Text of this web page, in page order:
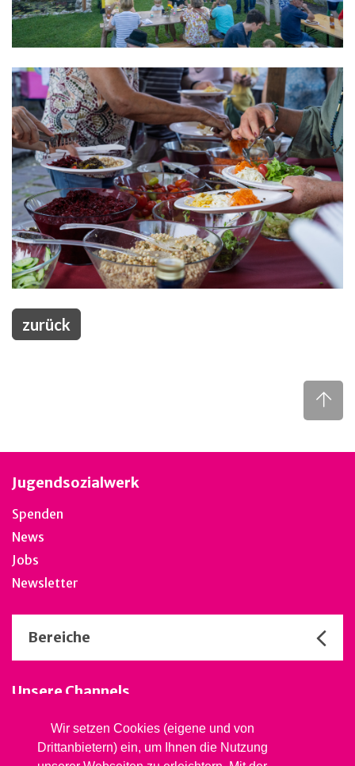
Wir setzen Cookies (eigene und von
Drittanbietern) ein, um Ihnen die Nutzung
zurück
Jugendsozialwerk
Spenden
News
Jobs
Newsletter
Bereiche
Unsere Channels
Stiftung Jugendsozialwerk